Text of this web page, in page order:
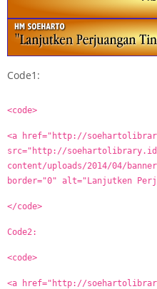
Code1:
<code>
<a href="http://
src="http://
content/uploads/2014/04/
border="0" alt="Lanjutken
</code>
Code2:
<code>
<a href="http://